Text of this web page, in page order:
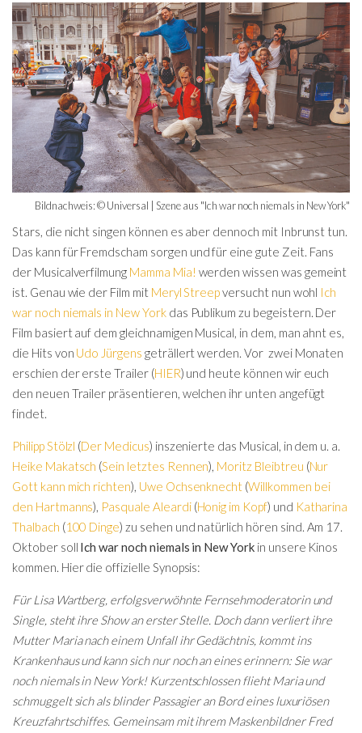
Bildnachweis: © Universal | Szene aus "Ich war noch niemals in New York"
Stars, die nicht singen können es aber dennoch mit Inbrunst tun.
Das kann für Fremdscham sorgen und für eine gute Zeit. Fans
der Musicalverfilmung Mamma Mia! werden wissen was gemeint
ist. Genau wie der Film mit Meryl Streepversucht nun wohl Ich
war noch niemals in New Yorkdas Publikum zu begeistern. Der
Film basiert auf dem gleichnamigen Musical, in dem, man ahnt es,
die Hits von Udo Jürgens geträllert werden. Vor zwei Monaten
erschien der erste Trailer (HIER) und heute können wir euch
den neuen Trailer präsentieren, welchen ihr unten angefügt
findet.
Philipp Stölzl (Der Medicus) inszenierte das Musical, in dem u. a.
Heike Makatsch (Sein letztes Rennen), Moritz Bleibtreu (Nur
Gott kann mich richten), Uwe Ochsenknecht (Willkommen bei
den Hartmanns), Pasquale Aleardi(Honig im Kopf) und Katharina
Thalbach (100 Dinge) zu sehen und natürlich hören sind. Am 17.
Oktober soll Ich war noch niemals in New Yorkin unsere Kinos
kommen. Hier die offizielle Synopsis:
Für Lisa Wartberg, erfolgsverwöhnte Fernsehmoderatorin und
Single, steht ihre Show an erster Stelle. Doch dann verliert ihre
Mutter Maria nach einem Unfall ihr Gedächtnis, kommt ins
Krankenhaus und kann sich nur noch an eines erinnern: Sie war
noch niemals in New York! Kurzentschlossen flieht Maria und
schmuggelt sich als blinder Passagier an Bord eines luxuriösen
Kreuzfahrtschiffes. Gemeinsam mit ihrem Maskenbildner Fred